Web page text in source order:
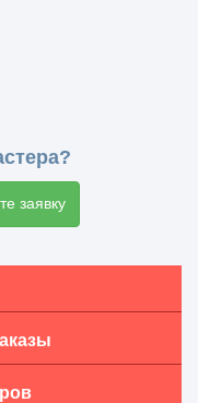
заявку